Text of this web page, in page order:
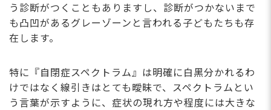
う診断がつくこともありますし、診断がつかないまで
も凸凹があるグレーゾーンと⾔われる⼦どもたちも存
在します。
特に『⾃閉症スペクトラム』は明確に⽩⿊分かれるわ
けではなく線引きはとても曖昧で、スペクトラムとい
う⾔葉が⽰すように、症状の現れ⽅や程度には⼤きな